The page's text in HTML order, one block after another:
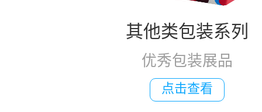
其他类包装系列
优秀包装展品
点击查看